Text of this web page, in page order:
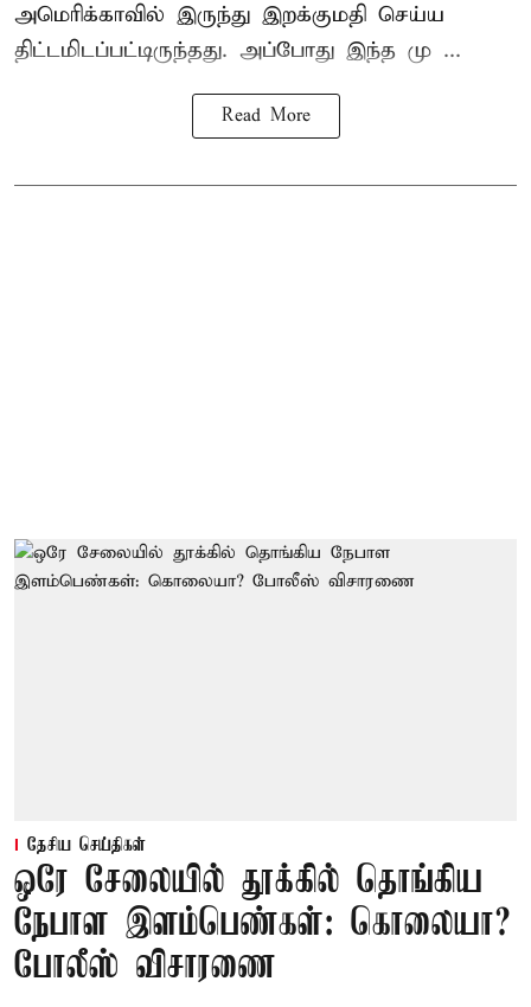
அமெரிக்காவில் இருந்து இறக்குமதி செய்ய
திட்டமிடப்பட்டிருந்தது. அப்போது இந்த மு ...
Read More
தேசிய செய்திகள்
ஒரே சேலையில் தூக்கில் தொங்கிய
நேபாள இளம்பெண்கள்: கொலையா?
போலீஸ் விசாரணை